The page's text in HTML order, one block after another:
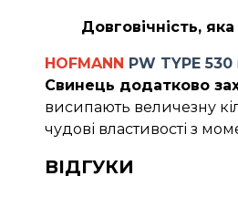
Довговічність,
HOFMANN PW TYPE 530
Свинець додатково
висипають величезну
чудові властивості з
ВІДГУКИ